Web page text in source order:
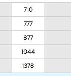
710
777
877
1044
1378